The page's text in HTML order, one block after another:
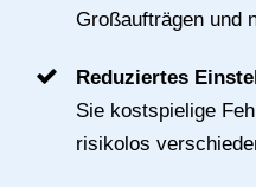
Großaufträgen und
Reduziertes
Sie kostspielige
risikolos